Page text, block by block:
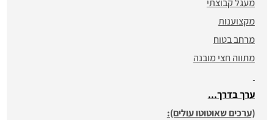
מעגל קבוצתי
מקצוענות
מרחב בטוח
מתווה חצי מובנה
ערך בדרך...
(ערכים שאוטוטו עולים):